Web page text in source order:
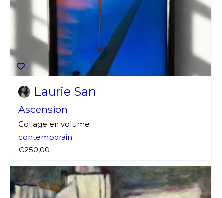
Adresse email*
Laurie San
Ascension
Collage en volume
contemporain
€250,00